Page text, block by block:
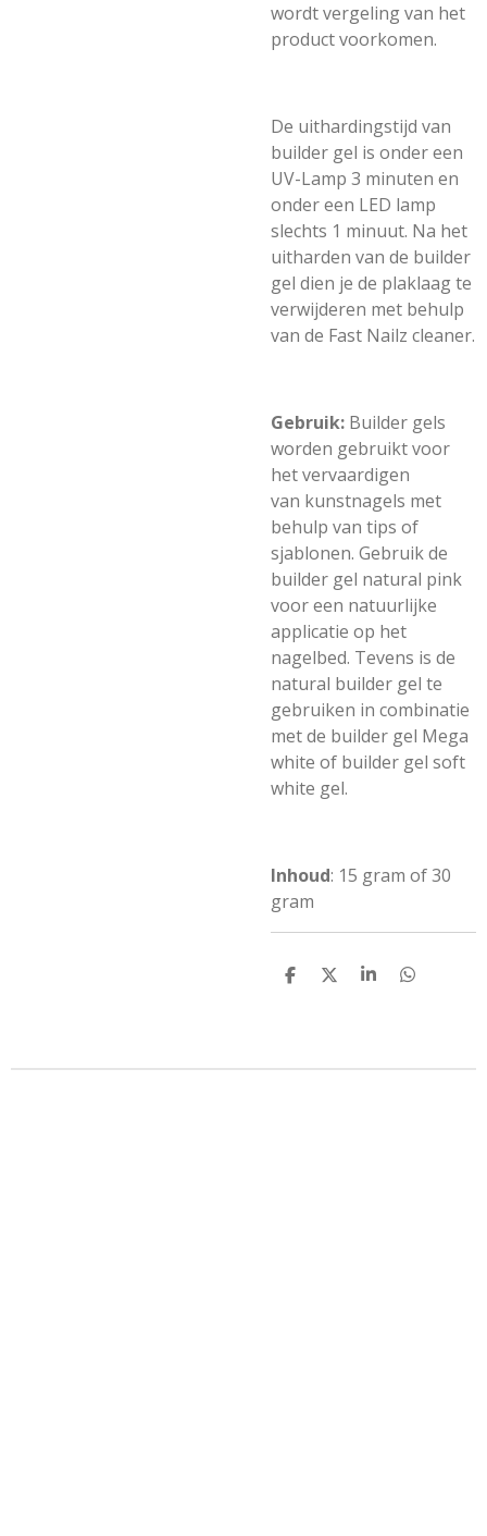
wordt vergeling van het
product voorkomen.
De uithardingstijd van
builder gel is onder een
UV-Lamp 3 minuten en
onder een LED lamp
slechts 1 minuut. Na het
uitharden van de builder
gel dien je de plaklaag te
verwijderen met behulp
van de Fast Nailz cleaner.
Gebruik: Builder gels
worden gebruikt voor
het vervaardigen
van kunstnagels met
behulp van tips of
sjablonen. Gebruik de
builder gel natural pink
voor een natuurlijke
applicatie op het
nagelbed. Tevens is de
natural builder gel te
gebruiken in combinatie
met de builder gel Mega
white of builder gel soft
white gel.
Inhoud: 15 gram of 30
gram
D
D
S
D